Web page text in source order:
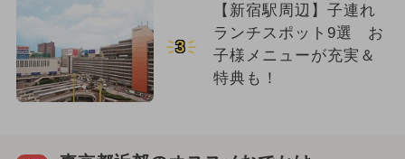
3
【新宿駅周辺】子連れ
ランチスポット9選 お
子様メニューが充実＆
特典も！